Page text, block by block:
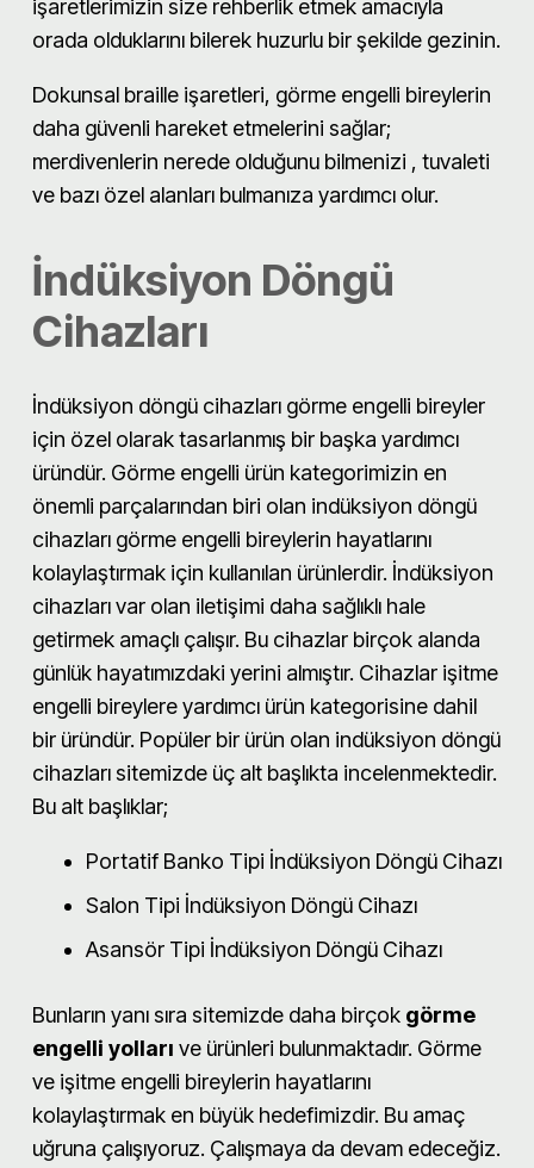
işaretlerimizin size rehberlik etmek amacıyla
orada olduklarını bilerek huzurlu bir şekilde gezinin.
Dokunsal braille işaretleri, görme engelli bireylerin
daha güvenli hareket etmelerini sağlar;
merdivenlerin nerede olduğunu bilmenizi , tuvaleti
ve bazı özel alanları bulmanıza yardımcı olur.
İndüksiyon Döngü
Cihazları
İndüksiyon döngü cihazları görme engelli bireyler
için özel olarak tasarlanmış bir başka yardımcı
üründür. Görme engelli ürün kategorimizin en
önemli parçalarından biri olan indüksiyon döngü
cihazları görme engelli bireylerin hayatlarını
kolaylaştırmak için kullanılan ürünlerdir. İndüksiyon
cihazları var olan iletişimi daha sağlıklı hale
getirmek amaçlı çalışır. Bu cihazlar birçok alanda
günlük hayatımızdaki yerini almıştır. Cihazlar işitme
engelli bireylere yardımcı ürün kategorisine dahil
bir üründür. Popüler bir ürün olan indüksiyon döngü
cihazları sitemizde üç alt başlıkta incelenmektedir.
Bu alt başlıklar;
Portatif Banko Tipi İndüksiyon Döngü Cihazı
Salon Tipi İndüksiyon Döngü Cihazı
Asansör Tipi İndüksiyon Döngü Cihazı
Bunların yanı sıra sitemizde daha birçok görme
engelli yolları ve ürünleri bulunmaktadır. Görme
ve işitme engelli bireylerin hayatlarını
kolaylaştırmak en büyük hedefimizdir. Bu amaç
uğruna çalışıyoruz. Çalışmaya da devam edeceğiz.